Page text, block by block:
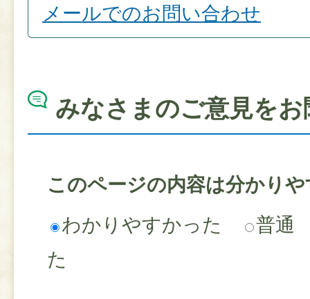
メールでのお問い合わせ
みなさまのご意見を
このページの内容は分かり
わかりやすかった
普通
た